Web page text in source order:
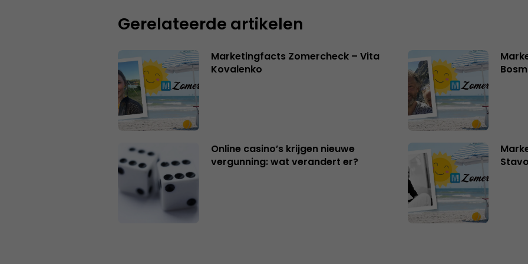
Gerelateerde artikelen
Marketingfacts Zomercheck – Vita
Kovalenko
Online casino’s krijgen nieuwe
vergunning: wat verandert er?